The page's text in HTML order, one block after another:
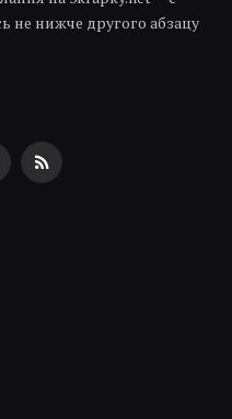
не нижче другого абзацу
RSS